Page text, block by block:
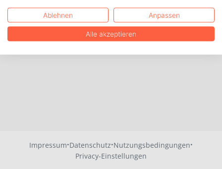
Impressum·Datenschutz·Nutzungsbedingungen·
Privacy-Einstellungen
Ablehnen Anpassen
Alle akzeptieren